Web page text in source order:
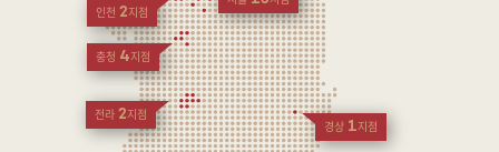
인천 2지점
충청 4지점
전라 2지점
경상 1지점